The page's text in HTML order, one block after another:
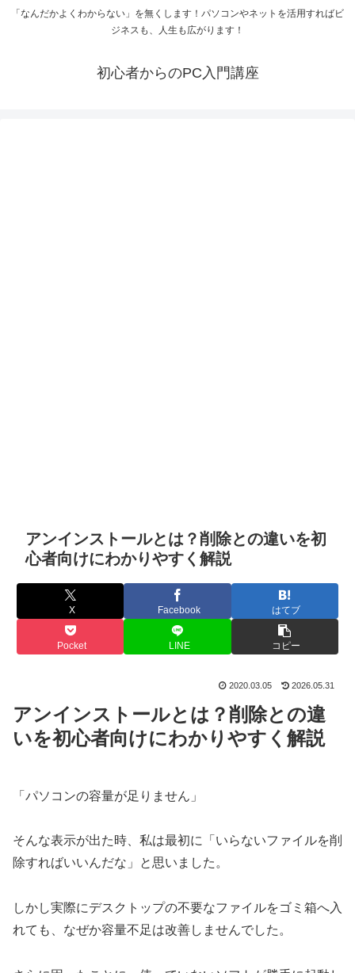
「なんだかよくわからない」を無くします！パソコンやネットを活用すればビ
ジネスも、人生も広がります！
初心者からのPC入門講座
アンインストールとは？削除との違いを初
心者向けにわかりやすく解説
X Facebook はてブ
Pocket LINE コピー
2020.03.05 2026.05.31
アンインストールとは？削除との違
いを初心者向けにわかりやすく解説
「パソコンの容量が足りません」
そんな表示が出た時、私は最初に「いらないファイルを削
除すればいいんだな」と思いました。
しかし実際にデスクトップの不要なファイルをゴミ箱へ入
れても、なぜか容量不足は改善しませんでした。